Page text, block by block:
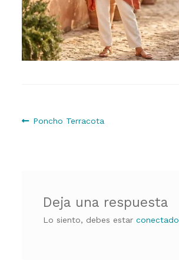
Navegación
Anterior:
Poncho Terracota
Deja una respuesta
Lo siento, debes estarconectado